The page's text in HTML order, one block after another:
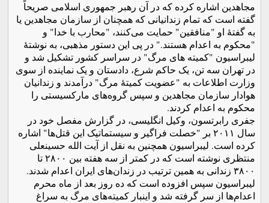
مجاهدین اشاره کرده که در آن رهبر جمهوری اسلامی صریحاً
گفته است که تمام زندانیانی که همچنان از سازمان مجاهدین یا
به گفتۀ او "منافقین" حمایت می‌کنند، "محارب با خدا" و
"محکوم به اعدام هستند." در پی این دستور مذهبی، به نوشتۀ
لیبراسیون "کمیته های مرگ" در سراسر کشور تشکیل شد و
در تهران سه تن، یک حاکم شرع، دادستان و یک نماینده از سوی
وزارت اطلاعات به "عضویت کمیتۀ مرگ" درآمدند و زندانیان
هوادار سازمان مجاهدین و سپس گروه‌های مارکسیستی را
محکوم به اعدام کردند.
جفری رابرتسون، وکیل انگلیسی، در گزارش مفصل خود در
سال ٢٠١١ بر "خصلت فراگیر و سیستماتیک این قتل‌ها" اشاره
کرده است. لیبراسیون همچنین به نقل از آیت الله حسینعلی
منتظری نوشته است که در کمتر از سه هفته بین ٢٨٠٠ تا
٣٨٠٠ زندانی به همین ترتیب در زندان‌های ایران اعدام شدند.
لیبراسیون سپس افزوده است که ده روز بعد از ماه محرم
اعدام‌ها از سر گرفته شد و اینبار کمیته‌های مرگ به سراغ